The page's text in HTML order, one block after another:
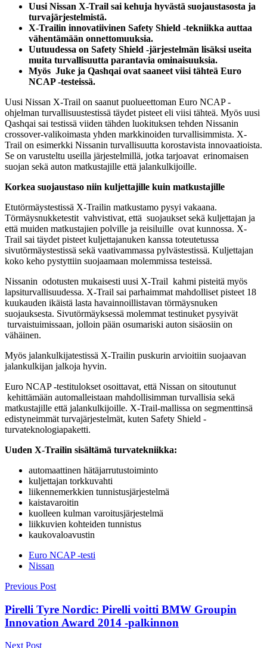
Uusi Nissan X-Trail sai kehuja hyvästä suojaustasosta ja
turvajärjestelmistä.
X-Trailin innovatiivinen Safety Shield -tekniikka auttaa
vähentämään onnettomuuksia.
Uutuudessa on Safety Shield -järjestelmän lisäksi useita
muita turvallisuutta parantavia ominaisuuksia.
Myös Juke ja Qashqai ovat saaneet viisi tähteä Euro
NCAP -testeissä.
Uusi Nissan X-Trail on saanut puolueettoman Euro NCAP -
ohjelman turvallisuustestissä täydet pisteet eli viisi tähteä. Myös uusi
Qashqai sai testissä viiden tähden luokituksen tehden Nissanin
crossover-valikoimasta yhden markkinoiden turvallisimmista. X-
Trail on esimerkki Nissanin turvallisuutta korostavista innovaatioista.
Se on varusteltu useilla järjestelmillä, jotka tarjoavat erinomaisen
suojan sekä auton matkustajille että jalankulkijoille.
Korkea suojaustaso niin kuljettajille kuin matkustajille
Etutörmäystestissä X-Trailin matkustamo pysyi vakaana.
Törmäysnukketestit vahvistivat, että suojaukset sekä kuljettajan ja
että muiden matkustajien polville ja reisiluille ovat kunnossa. X-
Trail sai täydet pisteet kuljettajanuken kanssa toteutetussa
sivutörmäystestissä sekä vaativammassa pylvästestissä. Kuljettajan
koko keho pystyttiin suojaamaan molemmissa testeissä.
Nissanin odotusten mukaisesti uusi X-Trail kahmi pisteitä myös
lapsiturvallisuudessa. X-Trail sai parhaimmat mahdolliset pisteet 18
kuukauden ikäistä lasta havainnoillistavan törmäysnuken
suojauksesta. Sivutörmäyksessä molemmat testinuket pysyivät
turvaistuimissaan, jolloin pään osumariski auton sisäosiin on
vähäinen.
Myös jalankulkijatestissä X-Trailin puskurin arvioitiin suojaavan
jalankulkijan jalkoja hyvin.
Euro NCAP -testitulokset osoittavat, että Nissan on sitoutunut
kehittämään automalleistaan mahdollisimman turvallisia sekä
matkustajille että jalankulkijoille. X-Trail-mallissa on segmenttinsä
edistyneimmät turvajärjestelmät, kuten Safety Shield -
turvateknologiapaketti.
Uuden X-Trailin sisältämä turvatekniikka:
automaattinen hätäjarrutustoiminto
kuljettajan torkkuvahti
liikennemerkkien tunnistusjärjestelmä
kaistavaroitin
kuolleen kulman varoitusjärjestelmä
liikkuvien kohteiden tunnistus
kaukovaloavustin
Euro NCAP -testi
Nissan
Post
navigation
Previous Post
Pirelli Tyre Nordic: Pirelli voitti BMW Groupin
Innovation Award 2014 -palkinnon
Next Post